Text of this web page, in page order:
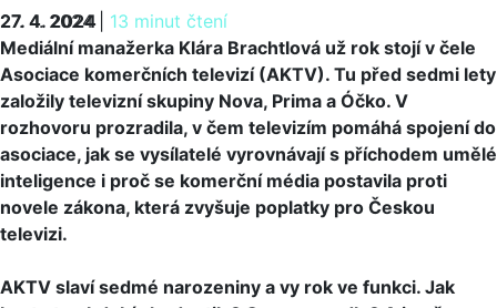
27. 4. 2024 13 minut čtení
27. 4. 2024
Mediální manažerka Klára Brachtlová už rok stojí v čele
Asociace komerčních televizí (AKTV). Tu před sedmi lety
založily televizní skupiny Nova, Prima a Óčko. V
rozhovoru prozradila, v čem televizím pomáhá spojení do
asociace, jak se vysílatelé vyrovnávají s příchodem umělé
inteligence i proč se komerční média postavila proti
novele zákona, která zvyšuje poplatky pro Českou
televizi.
AKTV slaví sedmé narozeniny a vy rok ve funkci. Jak